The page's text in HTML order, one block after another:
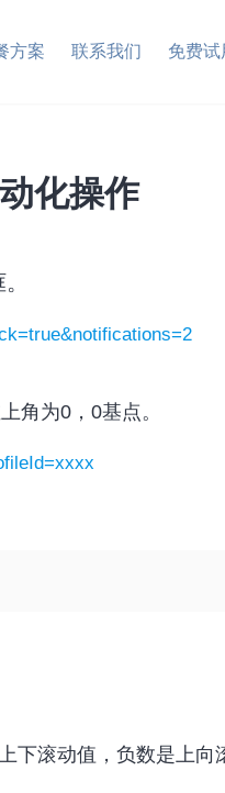
方案 联系我们 免费试
化操作
角为0，0基点。
下滚动值，负数是上向